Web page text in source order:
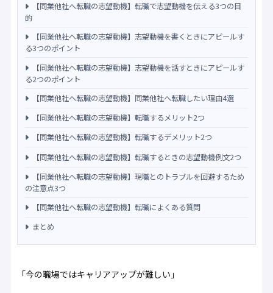
【同業他社へ転職の志望動機】転職で志望動機を伝える3つの目
的
【同業他社へ転職の志望動機】志望動機を書くときにアピールす
る3つのポイント
【同業他社へ転職の志望動機】志望動機を話すときにアピールす
る2つのポイント
【同業他社へ転職の志望動機】同業他社へ転職したい理由4選
【同業他社へ転職の志望動機】転職するメリット2つ
【同業他社へ転職の志望動機】転職するデメリット2つ
【同業他社へ転職の志望動機】転職するときの志望動機例文2つ
【同業他社へ転職の志望動機】現職とのトラブルを回避するため
の注意点3つ
【同業他社へ転職の志望動機】転職によくある質問
まとめ
「今の職場ではキャリアアップが難しい」